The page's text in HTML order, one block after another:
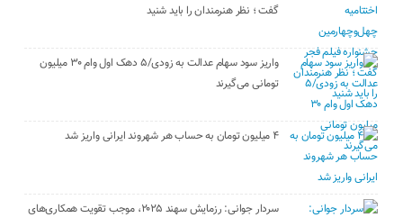
گفت ؛ نظر هنرمندان را باید شنید
واریز سود سهام عدالت به زودی/۵ دهک اول وام ۳۰ میلیون
تومانی می‌گیرند
۴ میلیون تومان به حساب هر شهروند ایرانی واریز شد
سردار جوانی: رزمایش سهند ۲۰۲۵، موجب تقویت همکاری‌های